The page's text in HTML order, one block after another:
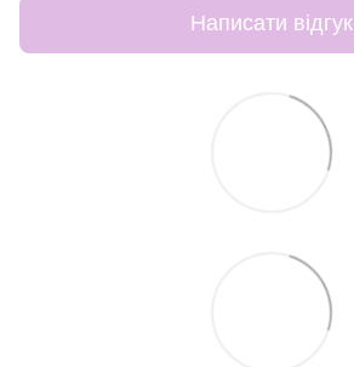
Написати відгук